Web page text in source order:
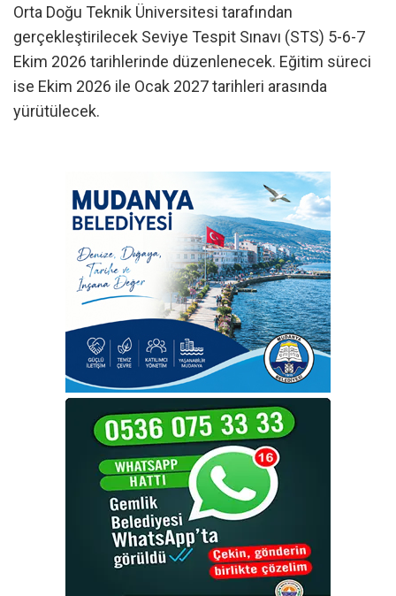
Orta Doğu Teknik Üniversitesi tarafından
gerçekleştirilecek Seviye Tespit Sınavı (STS) 5-6-7
Ekim 2026 tarihlerinde düzenlenecek. Eğitim süreci
ise Ekim 2026 ile Ocak 2027 tarihleri arasında
yürütülecek.